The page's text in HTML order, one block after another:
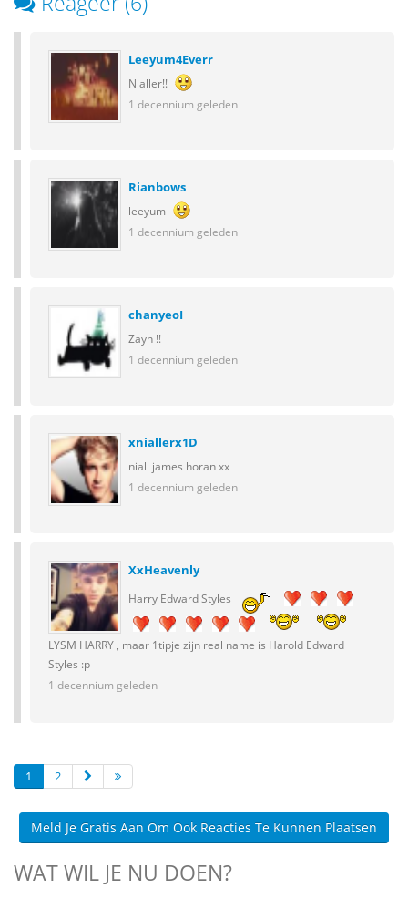
Leeyum4Everr
Nialler!!
1 decennium geleden
Rianbows
leeyum
1 decennium geleden
chanyeoI
Zayn !!
1 decennium geleden
xniallerx1D
niall james horan xx
1 decennium geleden
XxHeavenly
Harry Edward Styles
LYSM HARRY , maar 1tipje zijn real name is Harold Edward
Styles :p
1 decennium geleden
1 2
Meld Je Gratis Aan Om Ook Reacties Te Kunnen Plaatsen
WAT WIL JE NU DOEN?